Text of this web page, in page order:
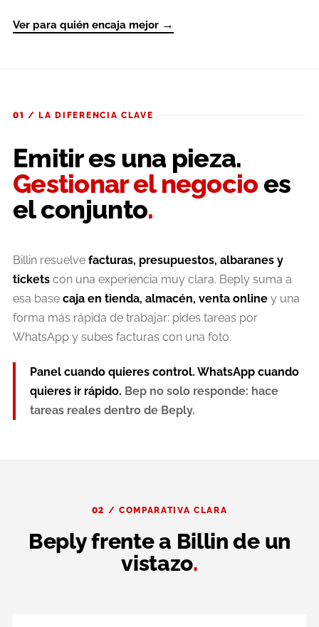
Ver para quién encaja mejor →
01 / LA DIFERENCIA CLAVE
Emitir es una pieza.
Gestionar el negocioes
el conjunto.
Billin resuelve facturas, presupuestos, albaranes y
tickets con una experiencia muy clara. Beply suma a
esa base caja en tienda, almacén, venta online y una
forma más rápida de trabajar: pides tareas por
WhatsApp y subes facturas con una foto.
Panel cuando quieres control. WhatsApp cuando
quieres ir rápido. Bep no solo responde: hace
tareas reales dentro de Beply.
02 / COMPARATIVA CLARA
Beply frente a Billin de un
vistazo.